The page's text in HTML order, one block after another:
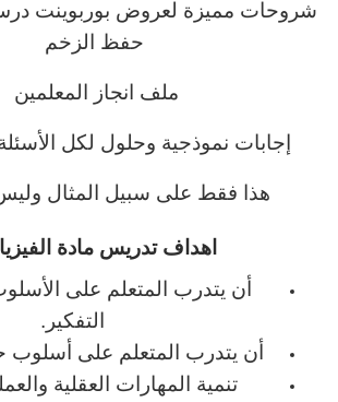
شروحات مميزة لعروض بوربوينت
حفظ الزخم
ملف انجاز المعلمين
إجابات نموذجية وحلول لكل الأسئلة
هذا فقط على سبيل المثال
اهداف تدريس مادة
أن يتدرب المتعلم على
التفكير.
أن يتدرب المتعلم على
تنمية المهارات العقلية